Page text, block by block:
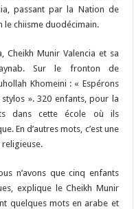
passant par la Nation de
le chiisme duodécimain.
Munir Valencia et sa
Sur le fronton de
Khomeini : « Espérons
». 320 enfants, pour la
dans cette école où ils
En d’autres mots, c’est une
n’avons que cinq enfants
explique le Cheikh Munir
quelques mots en arabe et